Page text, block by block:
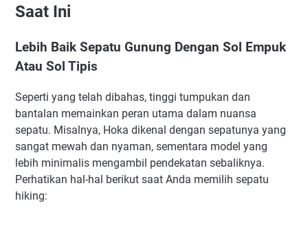
Saat Ini
Lebih Baik Sepatu Gunung Dengan Sol Empuk
Atau Sol Tipis
Seperti yang telah dibahas, tinggi tumpukan dan
bantalan memainkan peran utama dalam nuansa
sepatu. Misalnya, Hoka dikenal dengan sepatunya yang
sangat mewah dan nyaman, sementara model yang
lebih minimalis mengambil pendekatan sebaliknya.
Perhatikan hal-hal berikut saat Anda memilih sepatu
hiking: